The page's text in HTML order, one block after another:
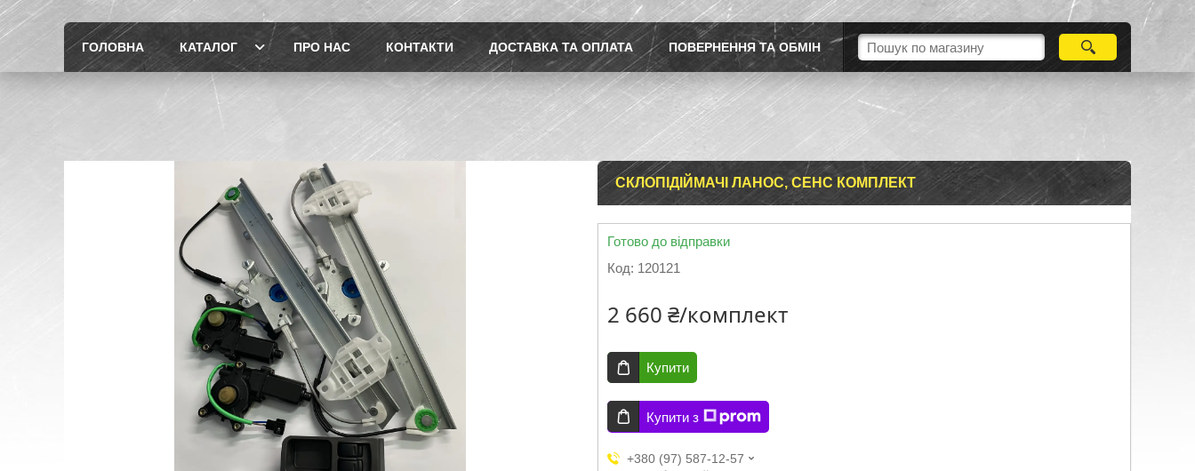
ГОЛОВНА КАТАЛОГ ПРО НАС КОНТАКТИ ДОСТАВКА ТА ОПЛАТА ПОВЕРНЕННЯ ТА ОБМІН
СКЛОПІДІЙМАЧІ ЛАНОС, СЕНС КОМПЛЕКТ
Готово до відправки
Код: 120121
2 660 ₴/комплект
Купити
Купити з
+380 (97) 587-12-57